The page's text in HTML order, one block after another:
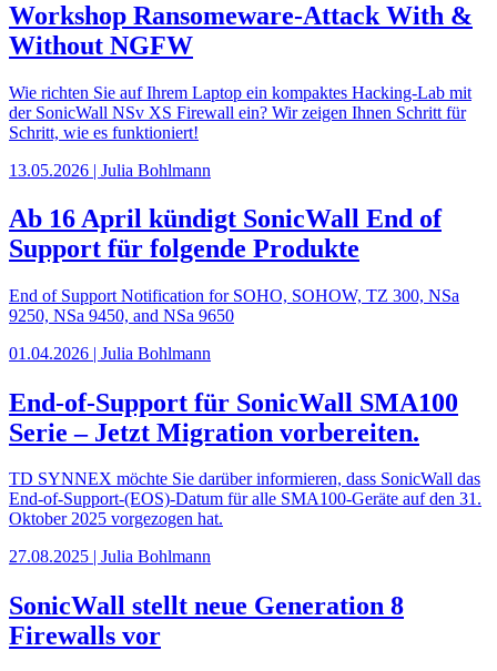
Workshop Ransomeware-Attack With &
Without NGFW
Wie richten Sie auf Ihrem Laptop ein kompaktes Hacking‑Lab mit
der SonicWall NSv XS Firewall ein? Wir zeigen Ihnen Schritt für
Schritt, wie es funktioniert!
13.05.2026 | Julia Bohlmann
Ab 16 April kündigt SonicWall End of
Support für folgende Produkte
End of Support Notification for SOHO, SOHOW, TZ 300, NSa
9250, NSa 9450, and NSa 9650
01.04.2026 | Julia Bohlmann
End-of-Support für SonicWall SMA100
Serie – Jetzt Migration vorbereiten.
TD SYNNEX möchte Sie darüber informieren, dass SonicWall das
End-of-Support-(EOS)-Datum für alle SMA100-Geräte auf den 31.
Oktober 2025 vorgezogen hat.
27.08.2025 | Julia Bohlmann
SonicWall stellt neue Generation 8
Firewalls vor